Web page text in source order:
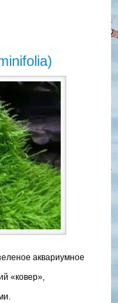
аквариумное
«ковер»,